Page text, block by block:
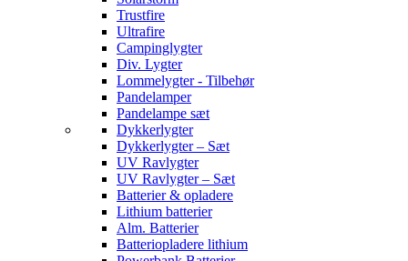
Trustfire
Ultrafire
Campinglygter
Div. Lygter
Lommelygter - Tilbehør
Pandelamper
Pandelampe sæt
Dykkerlygter
Dykkerlygter – Sæt
UV Ravlygter
UV Ravlygter – Sæt
Batterier & opladere
Lithium batterier
Alm. Batterier
Batteriopladere lithium